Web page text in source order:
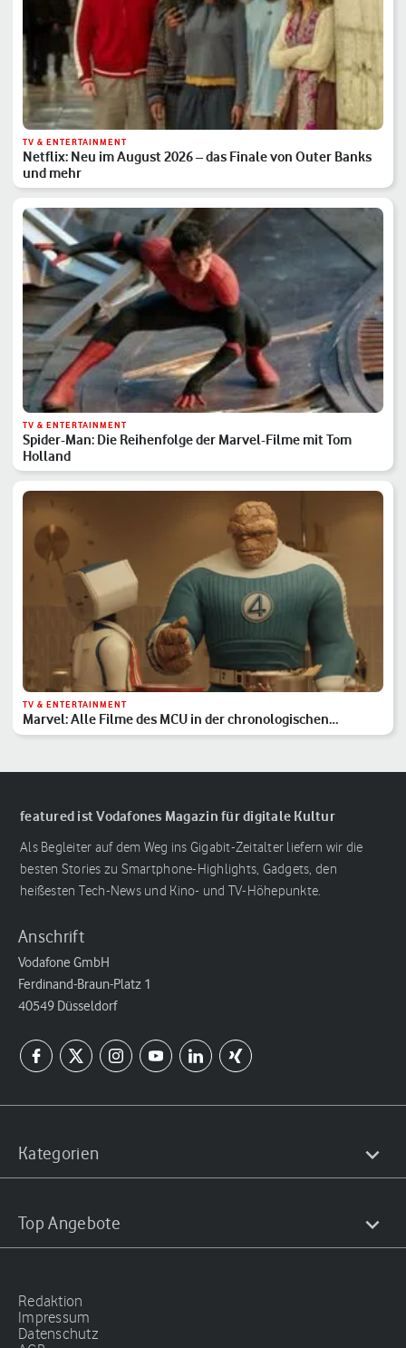
TV & ENTERTAINMENT
Netflix: Neu im August 2026 – das Finale von Outer Banks
und mehr
TV & ENTERTAINMENT
Spider-Man: Die Reihenfolge der Marvel-Filme mit Tom
Holland
TV & ENTERTAINMENT
Marvel: Alle Filme des MCU in der chronologischen
Reihenfolge
featured ist Vodafones Magazin für digitale Kultur
Als Begleiter auf dem Weg ins Gigabit-Zeitalter liefern wir die
besten Stories zu Smartphone-Highlights, Gadgets, den
heißesten Tech-News und Kino- und TV-Höhepunkte.
Anschrift
Vodafone GmbH
Ferdinand-Braun-Platz 1
40549 Düsseldorf
Kategorien
Top Angebote
Redaktion
Impressum
Datenschutz